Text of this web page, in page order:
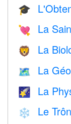
🎓
💘 La
🦁 La
🗺 La
🌠 La
❄️ Le